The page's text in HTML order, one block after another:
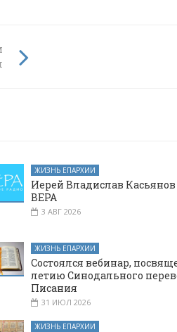
ЖИЗНЬ ЕПАРХИИ
Иерей Владислав
ВЕРА
3 АВГ 2026
ЖИЗНЬ ЕПАРХИИ
Состоялся вебинар,
летию Синодального
Писания
31 ИЮЛ 2026
ЖИЗНЬ ЕПАРХИИ